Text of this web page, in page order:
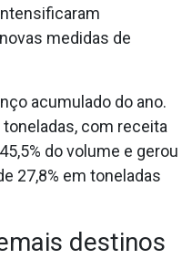
medidas de
acumulado do ano.
com receita
do volume e gerou
27,8% em toneladas
destinos